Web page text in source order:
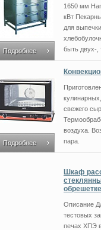
Подробнее
1650 мм
кВт
для
быть двух-,
Подробнее
свежего
воздуха.
пара.
Шкаф
обрешетке
Описание
тестовых
печах ХПЭ